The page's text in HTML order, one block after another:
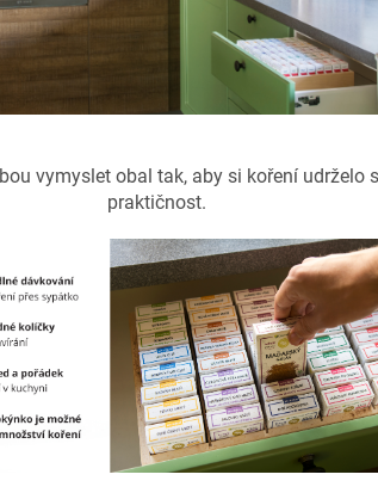
vymyslet obal tak, aby si koření udrželo
praktičnost.